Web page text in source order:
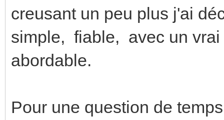
creusant un peu plus j'ai
simple, fiable, avec un vrai
abordable.
Pour une question de